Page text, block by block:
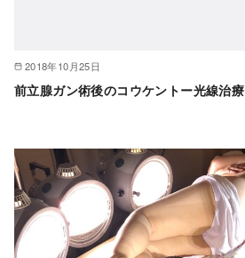
2018年10月25日
前立腺ガン術後のコウケントー光線治療